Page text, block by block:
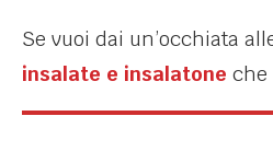
Se vuoi dai un’occhiata
insalate e insalatone che